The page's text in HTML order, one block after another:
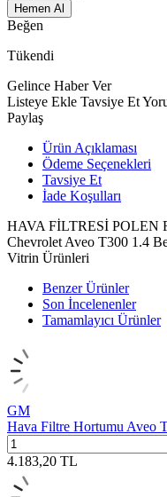
Hemen Al
Beğen
Tükendi
Gelince Haber Ver
Listeye Ekle Tavsiye Et
Paylaş
Ürün Açıklaması
Ödeme Seçenekleri
Tavsiye Et
İade Koşulları
HAVA FİLTRESİ POLEN
Chevrolet Aveo T300 1.4
Vitrin Ürünleri
Benzer Ürünler
Son İncelenenler
Tamamlayıcı Ürünler
GM
Hava Filtre Hortumu Aveo
4.183,20 TL